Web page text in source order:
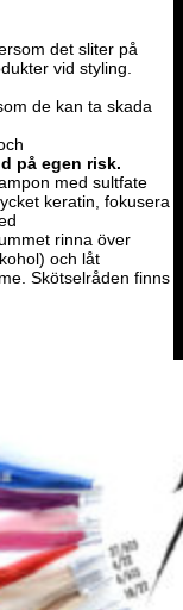
det sliter på
vid styling.
de kan ta skada
på egen risk.
med sultfate
keratin, fokusera
rinna över
och låt
Skötselråden finns